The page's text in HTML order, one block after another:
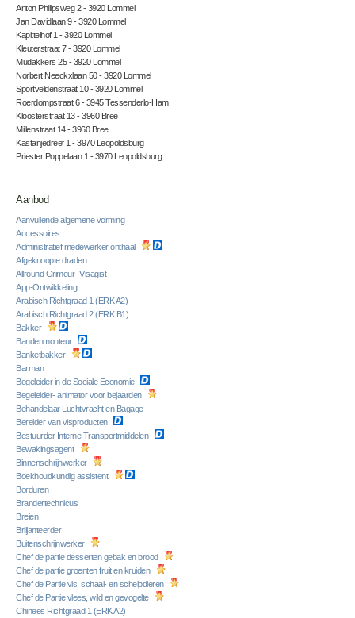
Anton Philipsweg 2 - 3920 Lommel
Jan Davidlaan 9 - 3920 Lommel
Kapittelhof 1 - 3920 Lommel
Kleuterstraat 7 - 3920 Lommel
Mudakkers 25 - 3920 Lommel
Norbert Neeckxlaan 50 - 3920 Lommel
Sportveldenstraat 10 - 3920 Lommel
Roerdompstraat 6 - 3945 Tessenderlo-Ham
Kloosterstraat 13 - 3960 Bree
Millenstraat 14 - 3960 Bree
Kastanjedreef 1 - 3970 Leopoldsburg
Priester Poppelaan 1 - 3970 Leopoldsburg
Aanbod
Aanvullende algemene vorming
Accessoires
Administratief medewerker onthaal
Afgeknoopte draden
Allround Grimeur- Visagist
App-Ontwikkeling
Arabisch Richtgraad 1 (ERK A2)
Arabisch Richtgraad 2 (ERK B1)
Bakker
Bandenmonteur
Banketbakker
Barman
Begeleider in de Sociale Economie
Begeleider- animator voor bejaarden
Behandelaar Luchtvracht en Bagage
Bereider van visproducten
Bestuurder Interne Transportmiddelen
Bewakingsagent
Binnenschrijnwerker
Boekhoudkundig assistent
Borduren
Brandertechnicus
Breien
Briljanteerder
Buitenschrijnwerker
Chef de partie desserten gebak en brood
Chef de partie groenten fruit en kruiden
Chef de Partie vis, schaal- en schelpdieren
Chef de Partie vlees, wild en gevogelte
Chinees Richtgraad 1 (ERK A2)